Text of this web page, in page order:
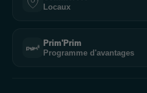
Locaux
Prim'Prim
Programme d'avantages